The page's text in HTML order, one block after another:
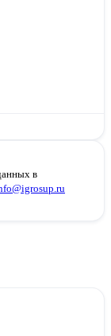
в